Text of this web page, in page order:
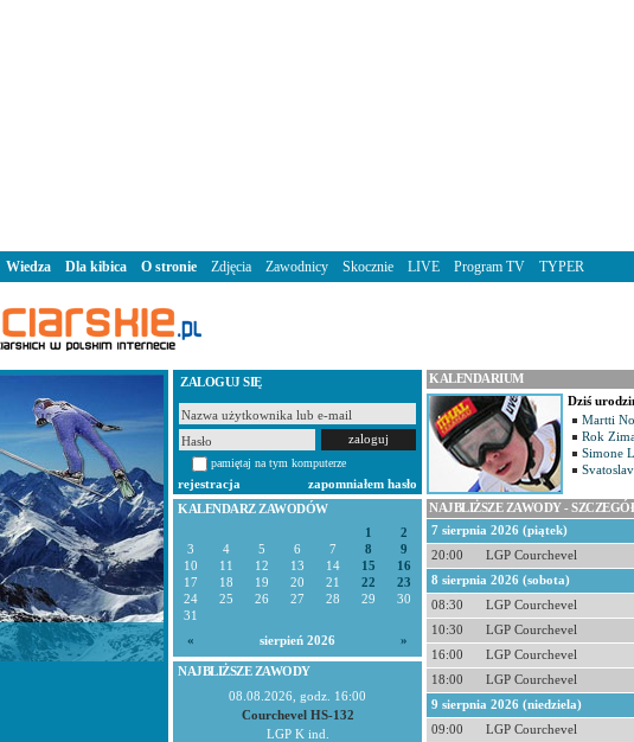
ZALOGUJ SIĘ
pamiętaj na tym komputerze
rejestracja
zapomniałem hasło
KALENDARZ ZAWODÓW
1
2
3
4 5 6 7 8
9
10
11 12 13 14 15
16
17
18 19 20 21 22
23
24
25 26 27 28 29
30
31
«
sierpień 2026 »
NAJBLIŻSZE ZAWODY
08.08.2026, godz. 16:00
Courchevel HS-132
LGP K ind.
KALENDARIUM
Dziś
Martti
Rok
Simone
NAJBLIŻSZE ZAWODY -
7 sierpnia 2026 (piątek)
20:00
LGP Courchevel
8 sierpnia 2026 (sobota)
08:30
LGP Courchevel
10:30
LGP Courchevel
16:00
LGP Courchevel
18:00
LGP Courchevel
9 sierpnia 2026 (niedziela)
09:00
LGP Courchevel
Wiedza Dla kibica O stronie Zdjęcia Zawodnicy Skocznie LIVE Program TV TYPER